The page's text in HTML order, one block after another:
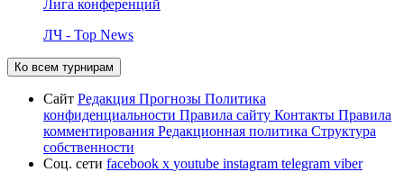
Лига конференций
ЛЧ - Top News
Ко всем турнирам
Сайт Редакция Прогнозы Политика
конфиденциальности Правила сайту Контакты Правила
комментирования Редакционная политика Структура
собственности
Соц. сети facebook x youtube instagram telegram viber